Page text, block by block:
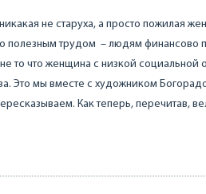
не старуха, а просто пожилая
полезным трудом – людям финансово
то что женщина с низкой социальной
Это мы вместе с художником
Как теперь, перечитав,